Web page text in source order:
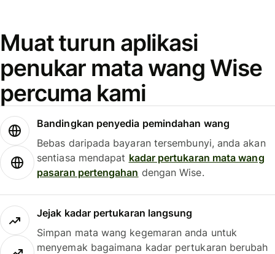
Muat turun aplikasi
penukar mata wang Wise
percuma kami
Bandingkan penyedia pemindahan wang
Bebas daripada bayaran tersembunyi, anda akan
sentiasa mendapat kadar pertukaran mata wang
pasaran pertengahan dengan Wise.
Jejak kadar pertukaran langsung
Simpan mata wang kegemaran anda untuk
menyemak bagaimana kadar pertukaran berubah